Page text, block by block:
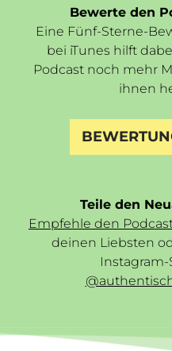
Bewerte den
Eine Fünf-Sterne-
bei iTunes hilft
Podcast noch mehr
ihnen
Teile den
Empfehle den
deinen Liebsten